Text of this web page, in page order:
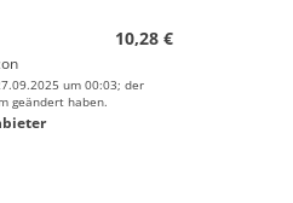
10,28 €
um 00:03; der
geändert haben.